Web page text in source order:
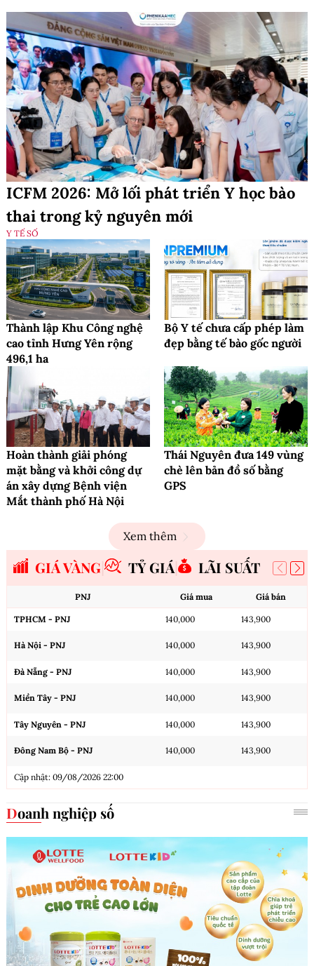
ICFM 2026: Mở lối phát triển Y học bào
thai trong kỷ nguyên mới
Y TẾ SỐ
Thành lập Khu Công nghệ
cao tỉnh Hưng Yên rộng
496,1 ha
Bộ Y tế chưa cấp phép làm
đẹp bằng tế bào gốc người
Hoàn thành giải phóng
mặt bằng và khởi công dự
án xây dựng Bệnh viện
Mắt thành phố Hà Nội
Thái Nguyên đưa 149 vùng
chè lên bản đồ số bằng
GPS
Xem thêm
GIÁ VÀNG TỶ GIÁ LÃI SUẤT
PNJ Giá mua Giá bán
TPHCM - PNJ 140,000 143,900
Hà Nội - PNJ 140,000 143,900
Đà Nẵng - PNJ 140,000 143,900
Miền Tây - PNJ 140,000 143,900
Tây Nguyên - PNJ 140,000 143,900
Đông Nam Bộ - PNJ 140,000 143,900
Cập nhật: 09/08/2026 22:00
Doanh nghiệp số